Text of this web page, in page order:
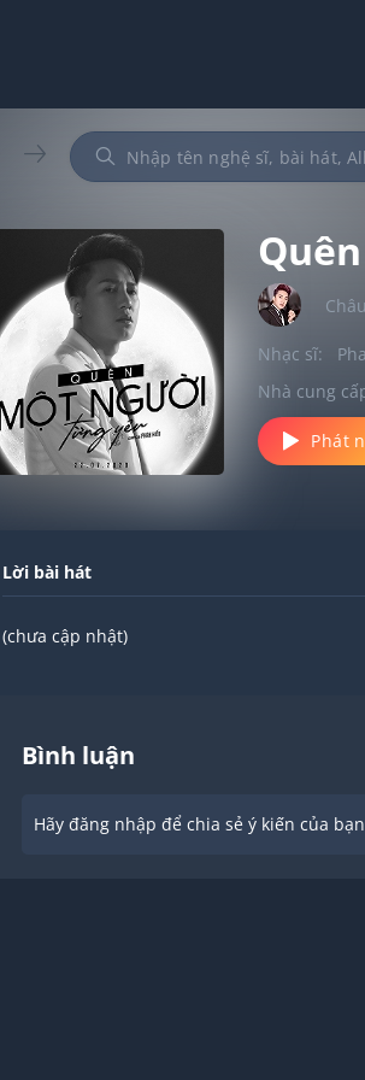
Nhạc sĩ:
Nhà cung
Phát
Lời bài hát
(chưa cập nhật)
Bình luận
Hãy đăng nhập để chia sẻ ý kiến của